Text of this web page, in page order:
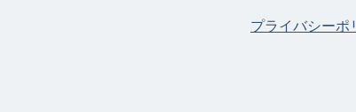
プライバシーポ